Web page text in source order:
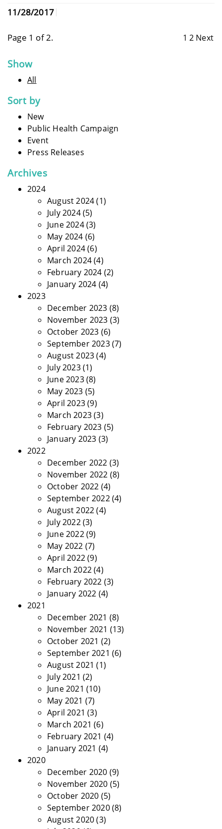
11/28/2017
Page 1 of 2. 1 2 Next
Show
All
Sort by
New
Public Health Campaign
Event
Press Releases
Archives
2024
August 2024(1)
July 2024(5)
June 2024(3)
May 2024 (6)
April 2024(6)
March 2024(4)
February 2024 (2)
January 2024 (4)
2023
December 2023 (8)
November 2023 (3)
October 2023 (6)
September 2023(7)
August 2023(4)
July 2023(1)
June 2023(8)
May 2023 (5)
April 2023(9)
March 2023(3)
February 2023 (5)
January 2023 (3)
2022
December 2022 (3)
November 2022 (8)
October 2022 (4)
September 2022(4)
August 2022(4)
July 2022(3)
June 2022(9)
May 2022 (7)
April 2022(9)
March 2022(4)
February 2022 (3)
January 2022 (4)
2021
December 2021 (8)
November 2021 (13)
October 2021 (2)
September 2021 (6)
August 2021 (1)
July 2021 (2)
June 2021 (10)
May 2021 (7)
April 2021 (3)
March 2021 (6)
February 2021 (4)
January 2021 (4)
2020
December 2020 (9)
November 2020 (5)
October 2020 (5)
September 2020(8)
August 2020(3)